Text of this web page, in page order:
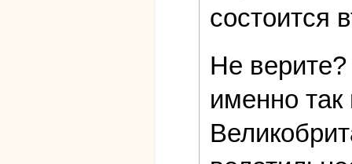
состоится
Не
именно